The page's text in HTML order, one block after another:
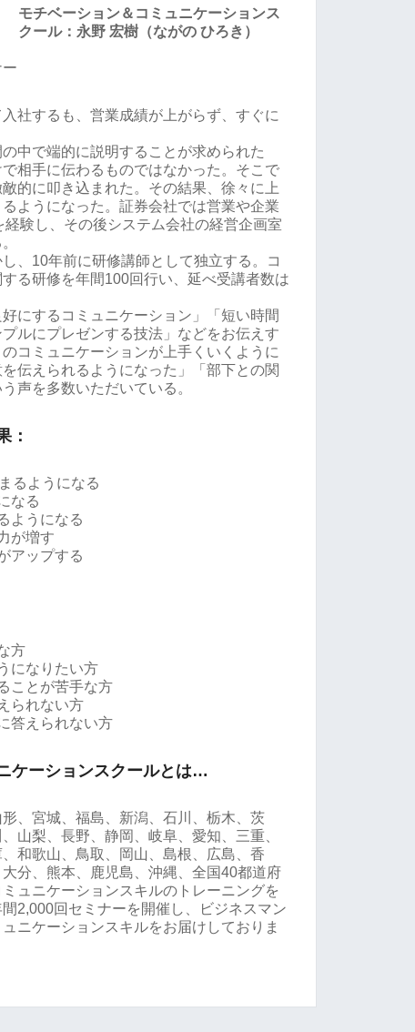
モチベーション＆コミュニケーションス
クール：永野 宏樹（ながの ひろき）
社するも、営業成績が上がらず、すぐに
中で端的に説明することが求められた
相手に伝わるものではなかった。そこで
的に叩き込まれた。その結果、徐々に上
ようになった。証券会社では営業や企業
験し、その後システム会社の経営企画室
、10年前に研修講師として独立する。コ
る研修を年間100回行い、延べ受講者数は
にするコミュニケーション」「短い時間
ルにプレゼンする技法」などをお伝えす
コミュニケーションが上手くいくように
伝えられるようになった」「部下との関
声を多数いただいている。
：
るようになる
なる
ようになる
が増す
アップする
方
になりたい方
ことが苦手な方
られない方
答えられない方
ケーションスクールとは…
、宮城、福島、新潟、石川、栃木、茨
山梨、長野、静岡、岐阜、愛知、三重、
和歌山、鳥取、岡山、島根、広島、香
分、熊本、鹿児島、沖縄、全国40都道府
ュニケーションスキルのトレーニングを
2,000回セミナーを開催し、ビジネスマン
ニケーションスキルをお届けしておりま